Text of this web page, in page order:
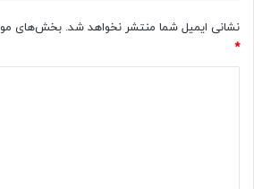
نشانی ایمیل شما منتشر نخواهد شد. بخش‌های
*